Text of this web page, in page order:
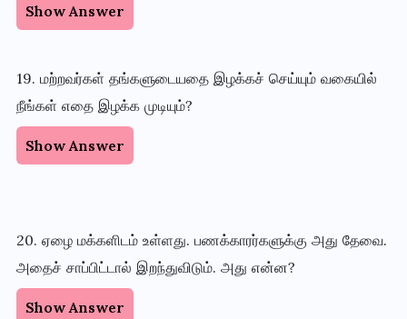
Show Answer
19. மற்றவர்கள் தங்களுடையதை இழக்கச் செய்யும் வகையில்
நீங்கள் எதை இழக்க முடியும்?
Show Answer
20. ஏழை மக்களிடம் உள்ளது. பணக்காரர்களுக்கு அது தேவை.
அதைச் சாப்பிட்டால் இறந்துவிடும். அது என்ன?
Show Answer